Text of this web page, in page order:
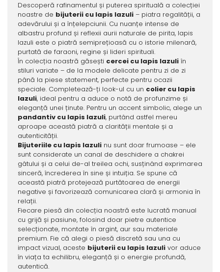
Descoperă rafinamentul și puterea spirituală a colecției
noastre de bijuterii cu lapis lazuli– piatra regalității, a
adevărului și a înțelepciunii. Cu nuanțe intense de
albastru profund și reflexii aurii naturale de pirita, lapis
lazuli este o piatră semiprețioasă cu o istorie milenară,
purtată de faraoni, regine și lideri spirituali.
În colecția noastră găsești cercei cu lapis lazuliîn
stiluri variate – de la modele delicate pentru zi de zi
până la piese statement, perfecte pentru ocazii
speciale. Completează-ți look-ul cu un colier cu lapis
lazuli, ideal pentru a aduce o notă de profunzime și
eleganță unei ținute. Pentru un accent simbolic, alege un
pandantiv cu lapis lazuli, purtând astfel mereu
aproape această piatră a clarității mentale și a
autenticității.
Bijuteriile cu lapis lazulinu sunt doar frumoase – ele
sunt considerate un canal de deschidere a chakrei
gâtului și a celui de-al treilea ochi, susținând exprimarea
sinceră, încrederea în sine și intuiția. Se spune că
această piatră protejează purtătoarea de energii
negative și favorizează comunicarea clară și armonia în
relații.
Fiecare piesă din colecția noastră este lucrată manual
cu grijă și pasiune, folosind doar pietre autentice
selecționate, montate în argint, aur sau materiale
premium. Fie că alegi o piesă discretă sau una cu
impact vizual, aceste bijuterii cu lapis lazulivor aduce
în viața ta echilibru, eleganță și o energie profundă,
autentică.